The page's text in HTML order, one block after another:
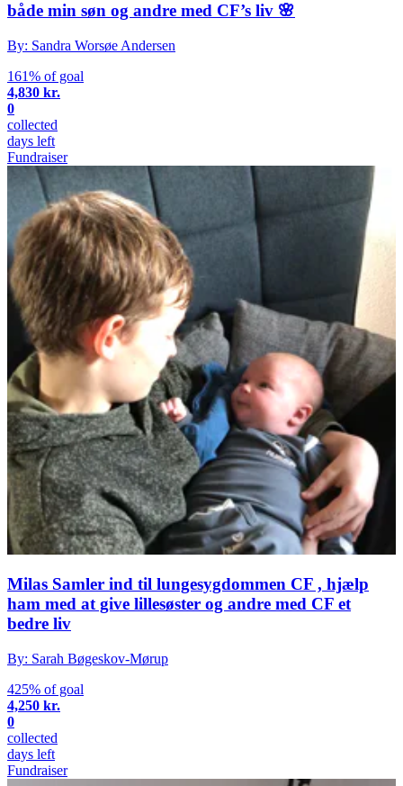
både min søn og andre med CF’s liv 🌸
By: Sandra Worsøe Andersen
161% of goal
4,830 kr.
0
collected
days left
Fundraiser
Milas Samler ind til lungesygdommen CF , hjælp
ham med at give lillesøster og andre med CF et
bedre liv
By: Sarah Bøgeskov-Mørup
425% of goal
4,250 kr.
0
collected
days left
Fundraiser